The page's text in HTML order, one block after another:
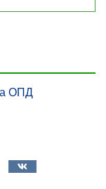
ОПД